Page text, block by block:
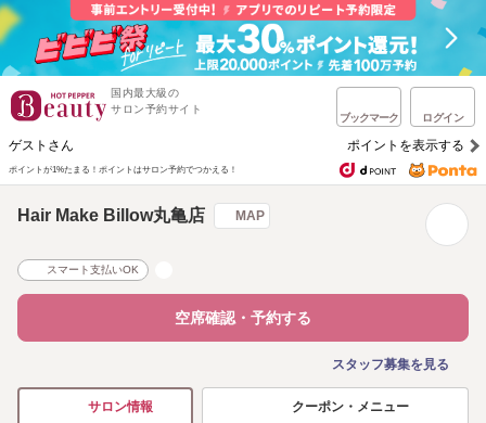
国内最大級の
サロン予約サイト
ブックマーク ログイン
ゲストさん ポイントを表示する
ポイントが1%たまる！ ポイントはサロン予約でつかえる！
Hair Make Billow丸亀店 MAP
スマート支払いOK
空席確認・予約する
スタッフ募集を見る
サロン情報 クーポン・メニュー